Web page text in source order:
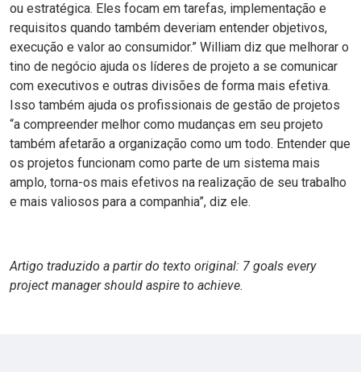
ou estratégica. Eles focam em tarefas, implementação e
requisitos quando também deveriam entender objetivos,
execução e valor ao consumidor.” William diz que melhorar o
tino de negócio ajuda os líderes de projeto a se comunicar
com executivos e outras divisões de forma mais efetiva.
Isso também ajuda os profissionais de gestão de projetos
“a compreender melhor como mudanças em seu projeto
também afetarão a organização como um todo. Entender que
os projetos funcionam como parte de um sistema mais
amplo, torna-os mais efetivos na realização de seu trabalho
e mais valiosos para a companhia”, diz ele.
Artigo traduzido a partir do texto original: 7 goals every
project manager should aspire to achieve.